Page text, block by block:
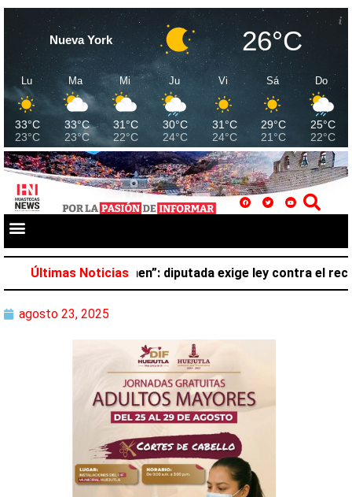
Nueva York 26°C
Lu
33°C
23°C
Ma
33°C
23°C
Mi
31°C
22°C
Ju
30°C
24°C
Vi
31°C
24°C
Sá
29°C
21°C
Do
25°C
22°C
Últimas Noticias
pertenece al crimen”: diputada exige ley contra el
agosto 23, 2025